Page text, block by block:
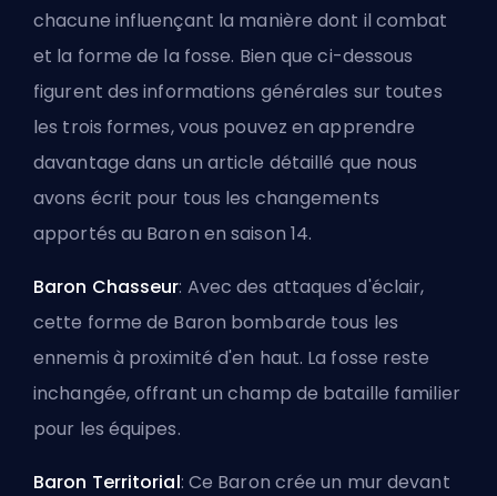
chacune influençant la manière dont il combat
et la forme de la fosse. Bien que ci-dessous
figurent des informations générales sur toutes
les trois formes, vous pouvez en apprendre
davantage dans un article détaillé que nous
avons écrit pour tous les changements
apportés au Baron en saison 14.
Baron Chasseur: Avec des attaques d'éclair,
cette forme de Baron bombarde tous les
ennemis à proximité d'en haut. La fosse reste
inchangée, offrant un champ de bataille familier
pour les équipes.
Baron Territorial: Ce Baron crée un mur devant